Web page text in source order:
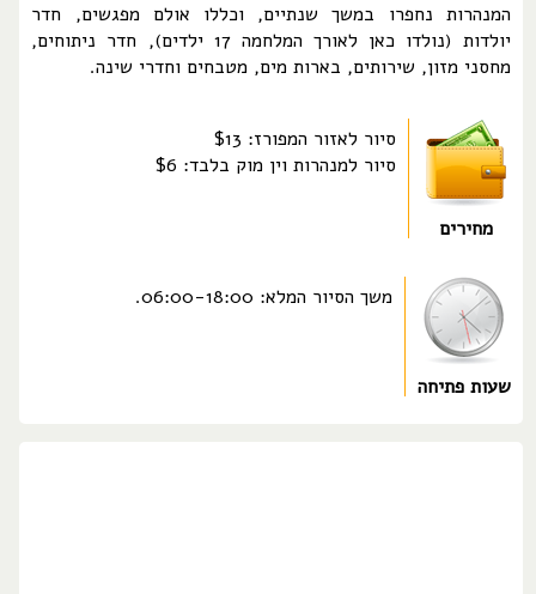
המנהרות נחפרו במשך שנתיים, וכללו אולם מפגשים, חדר
יולדות (נולדו כאן לאורך המלחמה 17 ילדים), חדר ניתוחים,
מחסני מזון, שירותים, בארות מים, מטבחים וחדרי שינה.
מחירים
סיור לאזור המפורז: $13
סיור למנהרות וין מוק בלבד: $6
שעות פתיחה
משך הסיור המלא: 06:00-18:00.